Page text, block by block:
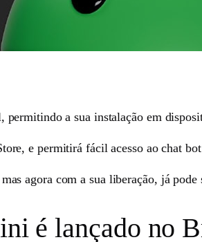
a sua instalação em
e permitirá fácil acesso ao chat
agora com a sua liberação, já pode
é lançado no